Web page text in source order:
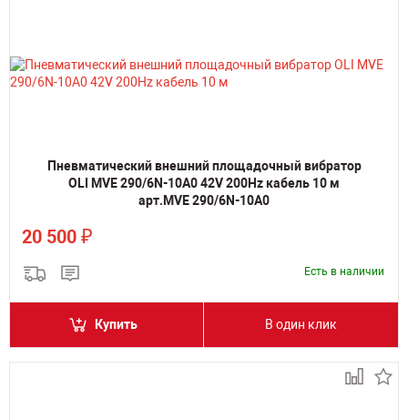
Пневматический внешний площадочный вибратор
OLI MVE 290/6N-10A0 42V 200Hz кабель 10 м
арт.MVE 290/6N-10A0
20 500 ₽
Есть в наличии
Купить В один клик